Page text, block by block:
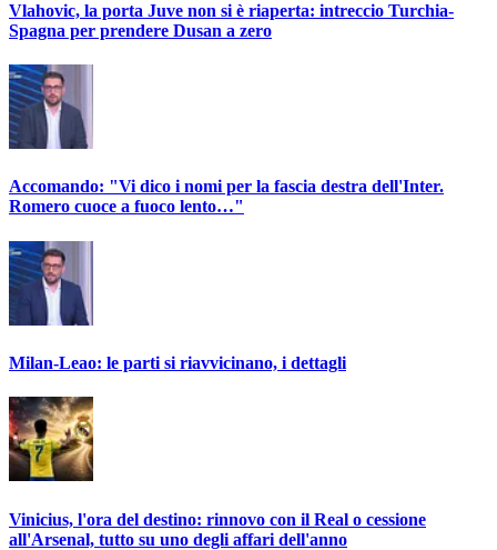
Vlahovic, la porta Juve non si è riaperta: intreccio Turchia-
Spagna per prendere Dusan a zero
Accomando: "Vi dico i nomi per la fascia destra dell'Inter.
Romero cuoce a fuoco lento…"
Milan-Leao: le parti si riavvicinano, i dettagli
Vinicius, l'ora del destino: rinnovo con il Real o cessione
all'Arsenal, tutto su uno degli affari dell'anno